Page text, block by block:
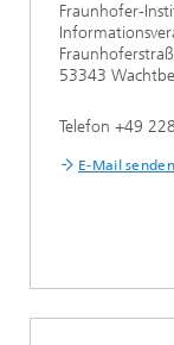
Fraunhofer-
53343
Telefon +49
E-Mail senden